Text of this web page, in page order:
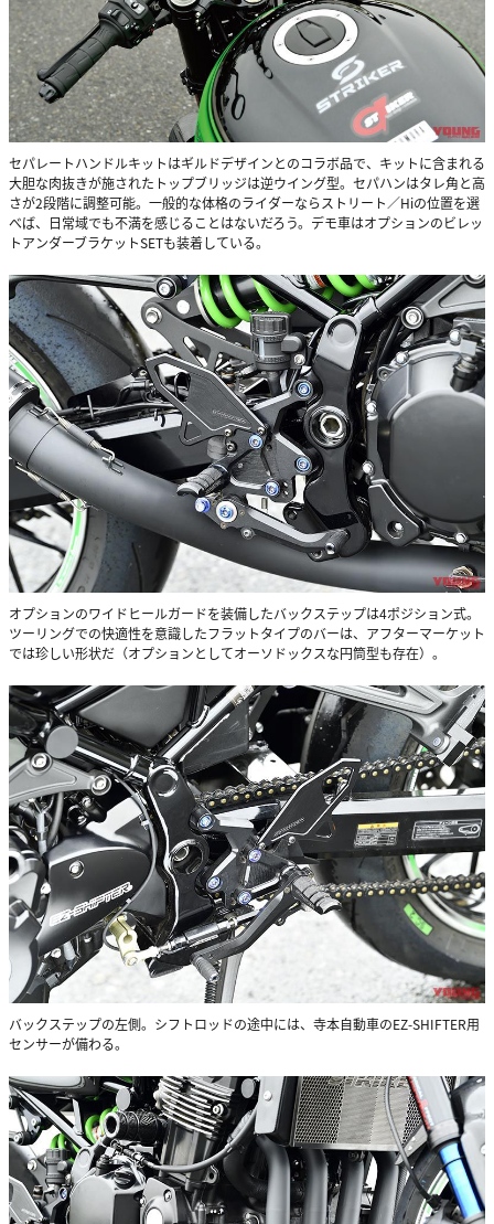
セパレートハンドルキットはギルドデザインとのコラボ品で、キットに含まれる
大胆な肉抜きが施されたトップブリッジは逆ウイング型。セパハンはタレ角と高
さが2段階に調整可能。一般的な体格のライダーならストリート／Hiの位置を選
べば、日常域でも不満を感じることはないだろう。デモ車はオプションのビレッ
トアンダーブラケットSETも装着している。
オプションのワイドヒールガードを装備したバックステップは4ポジション式。
ツーリングでの快適性を意識したフラットタイプのバーは、アフターマーケット
では珍しい形状だ（オプションとしてオーソドックスな円筒型も存在）。
バックステップの左側。シフトロッドの途中には、寺本自動車のEZ-SHIFTER用
センサーが備わる。